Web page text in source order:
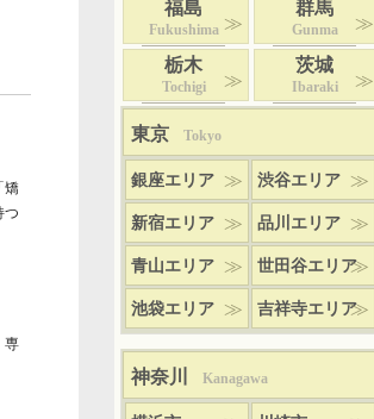
矯
つ
専
福島
Fukushima
群馬
Gunma
栃木
Tochigi
茨城
Ibaraki
東京 Tokyo
銀座エリア 渋谷エリア
新宿エリア 品川エリア
青山エリア 世田谷エリア
池袋エリア 吉祥寺エリア
神奈川 Kanagawa